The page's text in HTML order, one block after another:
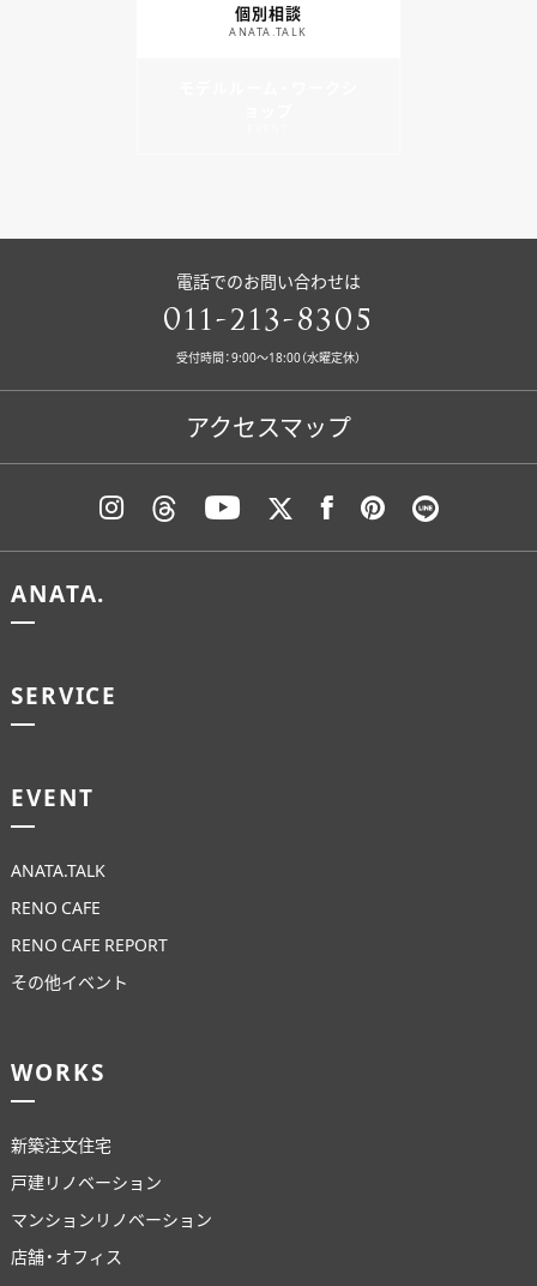
個別相談
ANATA.TALK
電話でのお問い合わせは
011-213-8305
受付時間：9:00〜18:00（水曜定休）
アクセスマップ
ANATA.
SERVICE
EVENT
ANATA.TALK
RENO CAFE
RENO CAFE REPORT
その他イベント
WORKS
新築注文住宅
戸建リノベーション
マンションリノベーション
店舗・オフィス